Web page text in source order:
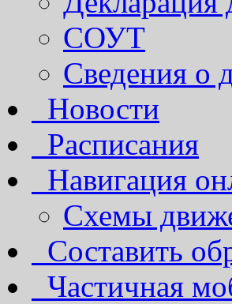
СОУТ
Сведения о
Новости
Расписания
Навигация
Схемы
Составить
Частичная